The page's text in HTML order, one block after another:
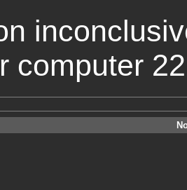
computer